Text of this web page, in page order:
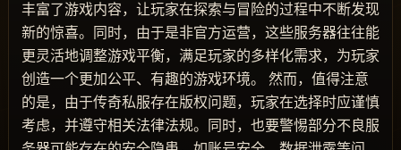
丰富了游戏内容，让玩家在探索与冒险的过程中不断发现
新的惊喜。同时，由于是非官方运营，这些服务器往往能
更灵活地调整游戏平衡，满足玩家的多样化需求，为玩家
创造一个更加公平、有趣的游戏环境。 然而，值得注意
的是，由于传奇私服存在版权问题，玩家在选择时应谨慎
考虑，并遵守相关法律法规。同时，也要警惕部分不良服